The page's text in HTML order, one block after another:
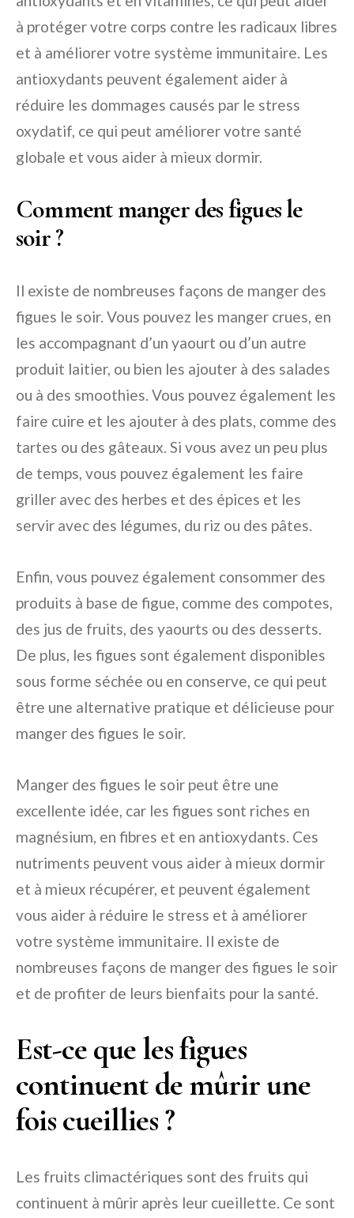
à protéger votre corps contre les radicaux libres
et à améliorer votre système immunitaire. Les
antioxydants peuvent également aider à
réduire les dommages causés par le stress
oxydatif, ce qui peut améliorer votre santé
globale et vous aider à mieux dormir.
Comment manger des figues le
soir ?
Il existe de nombreuses façons de manger des
figues le soir. Vous pouvez les manger crues, en
les accompagnant d’un yaourt ou d’un autre
produit laitier, ou bien les ajouter à des salades
ou à des smoothies. Vous pouvez également les
faire cuire et les ajouter à des plats, comme des
tartes ou des gâteaux. Si vous avez un peu plus
de temps, vous pouvez également les faire
griller avec des herbes et des épices et les
servir avec des légumes, du riz ou des pâtes.
Enfin, vous pouvez également consommer des
produits à base de figue, comme des compotes,
des jus de fruits, des yaourts ou des desserts.
De plus, les figues sont également disponibles
sous forme séchée ou en conserve, ce qui peut
être une alternative pratique et délicieuse pour
manger des figues le soir.
Manger des figues le soir peut être une
excellente idée, car les figues sont riches en
magnésium, en fibres et en antioxydants. Ces
nutriments peuvent vous aider à mieux dormir
et à mieux récupérer, et peuvent également
vous aider à réduire le stress et à améliorer
votre système immunitaire. Il existe de
nombreuses façons de manger des figues le soir
et de profiter de leurs bienfaits pour la santé.
Est-ce que les figues
continuent de mûrir une
fois cueillies ?
Les fruits climactériques sont des fruits qui
continuent à mûrir après leur cueillette. Ce sont